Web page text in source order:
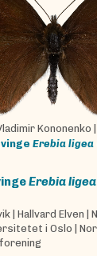
Kononenko |
Erebia ligea
Erebia ligea
Hallvard Elven
i Oslo